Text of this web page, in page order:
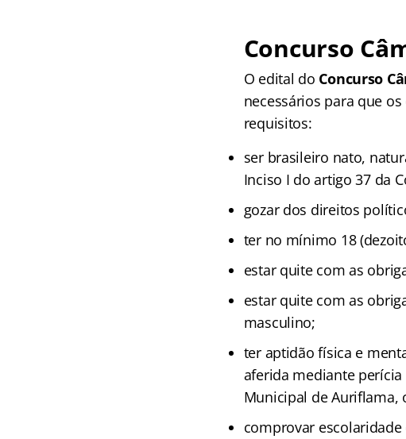
Concurso
O edital do Concurso
necessários para que
requisitos:
ser brasileiro nato,
Inciso I do artigo 37 da
gozar dos direitos
ter no mínimo 18
estar quite com as
estar quite com as
masculino;
ter aptidão física e
aferida mediante
Municipal de Auriflama,
comprovar